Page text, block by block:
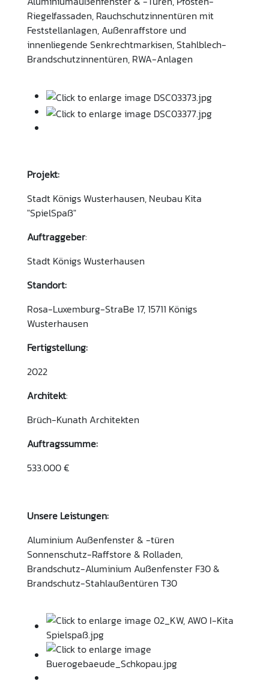
Riegelfassaden, Rauchschutzinnentüren mit
Feststellanlagen, Außenraffstore und
innenliegende Senkrechtmarkisen, Stahlblech-
Brandschutzinnentüren, RWA-Anlagen
Projekt:
Stadt Königs Wusterhausen, Neubau Kita
"SpielSpaß"
Auftraggeber:
Stadt Königs Wusterhausen
Standort:
Rosa-Luxemburg-StraBe 17, 15711 Königs
Wusterhausen
Fertigstellung:
2022
Architekt:
Brüch-Kunath Architekten
Auftragssumme:
533.000 €
Unsere Leistungen:
Aluminium Außenfenster & -türen
Sonnenschutz-Raffstore & Rolladen,
Brandschutz-Aluminium Außenfenster F30 &
Brandschutz-Stahlaußentüren T30